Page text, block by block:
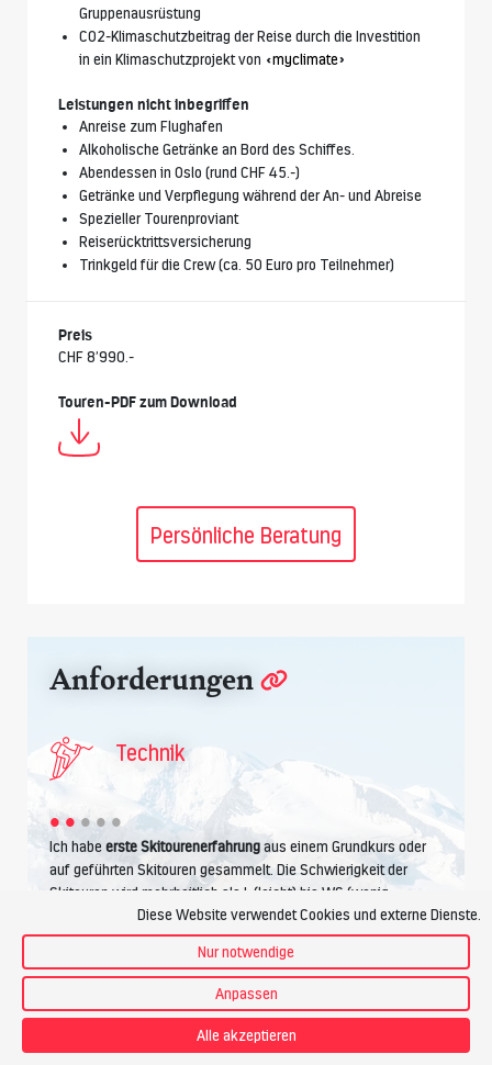
Gruppenausrüstung
CO2-Klimaschutzbeitrag der Reise durch die Investition
in ein Klimaschutzprojekt von «myclimate»
Leistungen nicht inbegriffen
Anreise zum Flughafen
Alkoholische Getränke an Bord des Schiffes.
Abendessen in Oslo (rund CHF 45.-)
Getränke und Verpflegung während der An- und Abreise
Spezieller Tourenproviant
Reiserücktrittsversicherung
Trinkgeld für die Crew (ca. 50 Euro pro Teilnehmer)
Preis
CHF 8’990.-
Touren-PDF zum Download
Persönliche Beratung
Anforderungen
Technik
Ich habeerste Skitourenerfahrungaus einem Grundkurs oder
auf geführten Skitouren gesammelt. Die Schwierigkeit der
Skitouren wird mehrheitlich als L (leicht) bis WS (wenig
schwierig) eingestuft und wir bewegen uns imGelände um
30° Steilheit. Kurze steilere Passagen bieten genügend Platz
Spitzkehre im Aufstieg
und Parallelschwung im
unpräpariertem Schnee werden vorausgesetzt.
Diese Website verwendet Cookies und externe Dienste.
Nur notwendige
Anpassen
Alle akzeptieren